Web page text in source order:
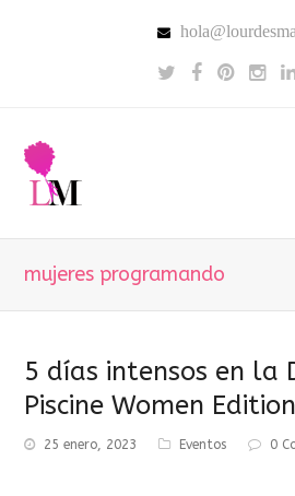
mujeres programando
5 días intensos en la
Piscine Women Edition
25 enero, 2023 Eventos 0